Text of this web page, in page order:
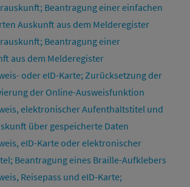
Beantragung einer einfachen
Auskunft aus dem Melderegister
Beantragung einer
aus dem Melderegister
oder eID-Karte; Zurücksetzung der
der Online-Ausweisfunktion
elektronischer Aufenthaltstitel und
über gespeicherte Daten
eID-Karte oder elektronischer
Beantragung eines Braille-Aufklebers
Reisepass und eID-Karte;